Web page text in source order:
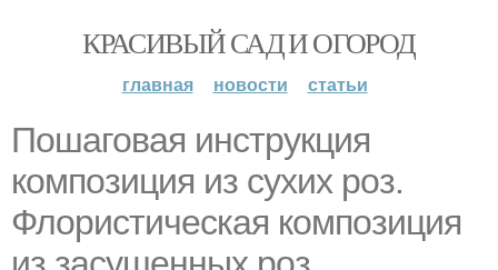
КРАСИВЫЙ САД И ОГОРОД
главная новости статьи
Пошаговая инструкция
композиция из сухих роз.
Флористическая композиция